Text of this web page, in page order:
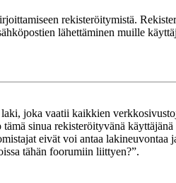
rekisteröitymistä.
lähettäminen muille
joka vaatii kaikkien
sinua rekisteröityvänä
eivät voi antaa
tähän foorumiin liittyen?”.